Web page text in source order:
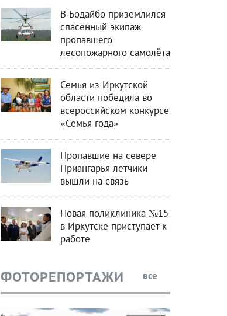
В Бодайбо приземлился
спасенный экипаж
пропавшего
лесопожарного самолёта
Семья из Иркутской
области победила во
всероссийском конкурсе
«Семья года»
Пропавшие на севере
Приангарья летчики
вышли на связь
Новая поликлиника №15
в Иркутске приступает к
работе
ФОТОРЕПОРТАЖИ все